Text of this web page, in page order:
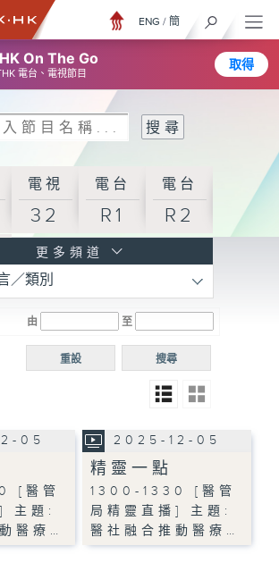
On The Go
電台、電視節目
取得
ENG / 簡
電視
32
電台
R1
電台
R2
電台
R5
電台
普通
更多頻道
／類別
由 至
搜尋
重設
05
[醫管
主題:
醫療…
2025-12-05
精靈一點
1300-1330 [醫管
局精靈直播] 主題:
醫社融合推動醫療…